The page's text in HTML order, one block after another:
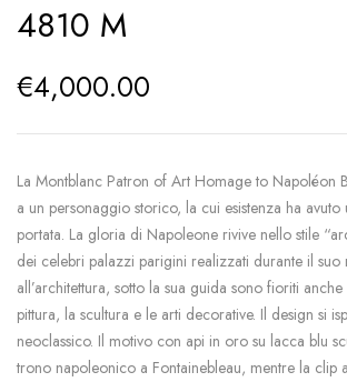
4810 M
€4,000.00
La Montblanc Patron of Art Homage to Napoléon
a un personaggio storico, la cui esistenza ha avuto
portata. La gloria di Napoleone rivive nello stile
dei celebri palazzi parigini realizzati durante il
all’architettura, sotto la sua guida sono fioriti
pittura, la scultura e le arti decorative. Il design si
neoclassico. Il motivo con api in oro su lacca blu
trono napoleonico a Fontainebleau, mentre la clip